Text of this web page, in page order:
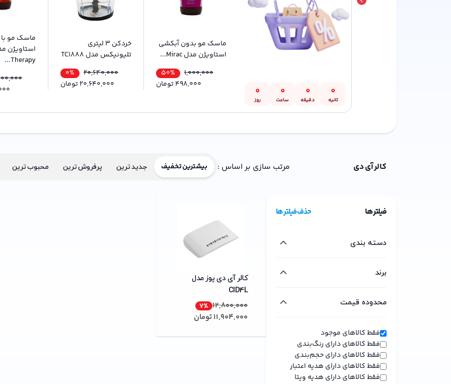
0
ثانیه
0
دقیقه
0
ساعت
0
روز
ماسک مو بدون آبکشی
استاویژن مدل Mirac...
50%
1,000,000
498,000تومان
خردکن 3 لیتری
تلیونیکس مدل TC1888
0%
20,640,000
20,640,000تومان
ماسک مو
استاویژن
Therapy...
کالر آی دی مرتب سازی بر اساس : بیشترین تخفیف جدید ترین پرفروش ترین محبوب ترین
فیلتر ها حذف فیلتر ها
دسته بندی
خانه و آشپزخانه
مد و پوشاک
برند
سامسونگ
وارون
شیائومی
لیردا
محدوده قیمت
از
تا
فقط کالاهای موجود
فقط کالاهای دارای رنگ‌بندی
فقط کالاهای دارای حجم‌بندی
فقط کالاهای دارای هدیه اعتبار
فقط کالاهای دارای هدیه ویتا
کالر آی دی پوز مدل
CID4L
7% 12,800,000
11,904,000تومان